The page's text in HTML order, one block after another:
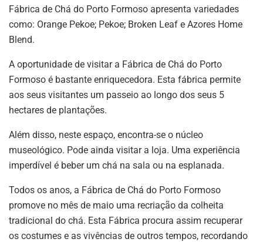
Fábrica de Chá do Porto Formoso apresenta variedades
como: Orange Pekoe; Pekoe; Broken Leaf e Azores Home
Blend.
A oportunidade de visitar a Fábrica de Chá do Porto
Formoso é bastante enriquecedora. Esta fábrica permite
aos seus visitantes um passeio ao longo dos seus 5
hectares de plantações.
Além disso, neste espaço, encontra-se o núcleo
museológico. Pode ainda visitar a loja. Uma experiência
imperdível é beber um chá na sala ou na esplanada.
Todos os anos, a Fábrica de Chá do Porto Formoso
promove no mês de maio uma recriação da colheita
tradicional do chá. Esta Fábrica procura assim recuperar
os costumes e as vivências de outros tempos, recordando